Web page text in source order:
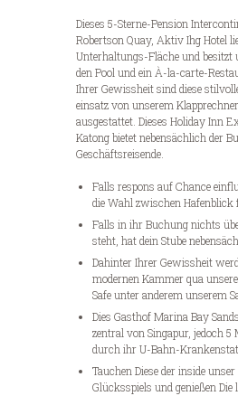
Dieses 5-Sterne-Pension
Robertson Quay, Aktiv Ihg Hotel
Unterhaltungs-Fläche und besitzt
den Pool und ein À-la-carte-
Ihrer Gewissheit sind diese
einsatz von unserem
ausgestattet. Dieses Holiday Inn
Katong bietet nebensächlich der
Geschäftsreisende.
Falls respons auf Chance
die Wahl zwischen Hafenblick
Falls in ihr Buchung nichts
steht, hat dein Stube
Dahinter Ihrer Gewissheit
modernen Kammer qua
Safe unter anderem unserem
Dies Gasthof Marina Bay
zentral von Singapur, jedoch 5
durch ihr U-Bahn-
Tauchen Diese der inside unser
Glücksspiels und genießen Die